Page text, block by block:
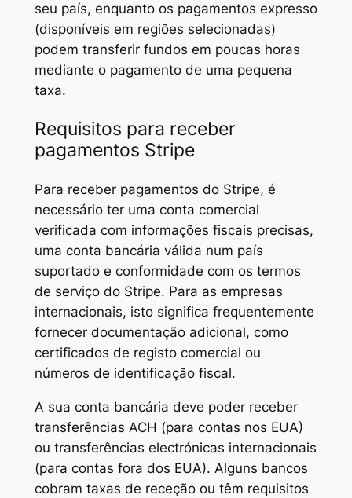
seu país, enquanto os pagamentos expresso
(disponíveis em regiões selecionadas)
podem transferir fundos em poucas horas
mediante o pagamento de uma pequena
taxa.
Requisitos para receber
pagamentos Stripe
Para receber pagamentos do Stripe, é
necessário ter uma conta comercial
verificada com informações fiscais precisas,
uma conta bancária válida num país
suportado e conformidade com os termos
de serviço do Stripe. Para as empresas
internacionais, isto significa frequentemente
fornecer documentação adicional, como
certificados de registo comercial ou
números de identificação fiscal.
A sua conta bancária deve poder receber
transferências ACH (para contas nos EUA)
ou transferências electrónicas internacionais
(para contas fora dos EUA). Alguns bancos
cobram taxas de receção ou têm requisitos